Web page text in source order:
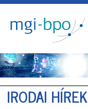
Tovább
tartalomra
IRODAI HÍREK